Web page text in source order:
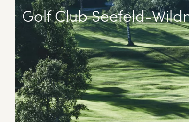
Golf Club Seefeld-